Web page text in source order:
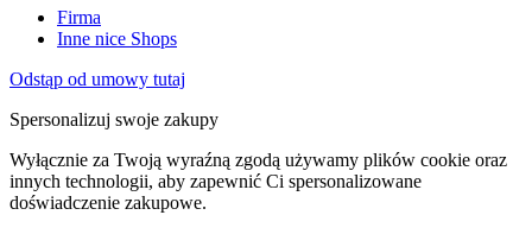
Firma
Inne nice Shops
Odstąp od umowy tutaj
Spersonalizuj swoje zakupy
Wyłącznie za Twoją wyraźną zgodą używamy plików cookie oraz
innych technologii, aby zapewnić Ci spersonalizowane
doświadczenie zakupowe.